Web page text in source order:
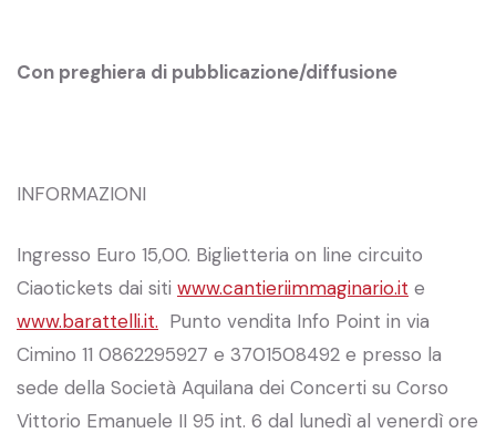
Con preghiera di pubblicazione/diffusione
INFORMAZIONI
Ingresso Euro 15,00. Biglietteria on line circuito
Ciaotickets dai siti www.cantieriimmaginario.it e
www.barattelli.it. Punto vendita Info Point in via
Cimino 11 0862295927 e 3701508492 e presso la
sede della Società Aquilana dei Concerti su Corso
Vittorio Emanuele II 95 int. 6 dal lunedì al venerdì ore